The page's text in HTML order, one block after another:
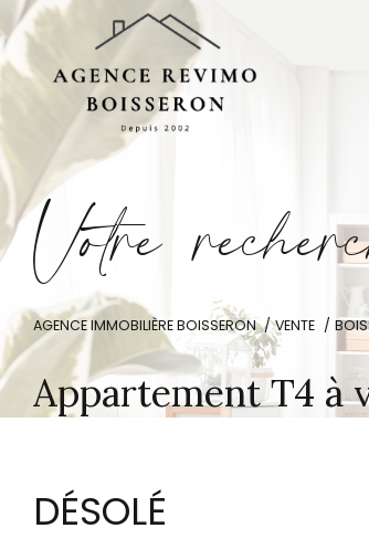
Votre recherc
AGENCE IMMOBILIÈRE BOISSERON VENTE
Appartement T4 à
DÉSOLÉ